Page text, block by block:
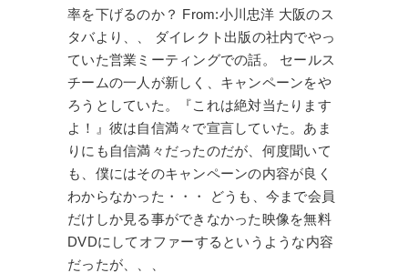
率を下げるのか？ From:小川忠洋 大阪のス
タバより、、 ダイレクト出版の社内でやっ
ていた営業ミーティングでの話。 セールス
チームの一人が新しく、キャンペーンをや
ろうとしていた。『これは絶対当たります
よ！』彼は自信満々で宣言していた。あま
りにも自信満々だったのだが、何度聞いて
も、僕にはそのキャンペーンの内容が良く
わからなかった・・・ どうも、今まで会員
だけしか見る事ができなかった映像を無料
DVDにしてオファーするというような内容
だったが、、、